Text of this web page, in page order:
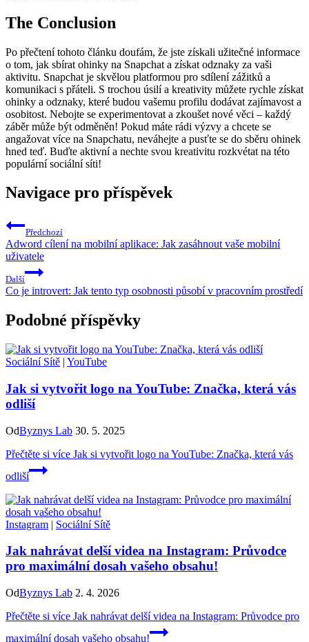
The Conclusion
Po přečtení tohoto článku doufám, že jste získali užitečné informace
o tom, jak sbírat ohinky na Snapchat a získat odznaky za vaši
aktivitu. Snapchat je skvělou platformou pro sdílení zážitků a
komunikaci s přáteli. S trochou úsilí a kreativity můžete rychle získat
ohinky a odznaky, které budou vašemu profilu dodávat zajímavost a
osobitost. Nebojte se experimentovat a zkoušet nové věci – každý
záběr může být odměněn! Pokud máte rádi výzvy a chcete se
angažovat více na Snapchatu, neváhejte a pusťte se do sběru ohinek
hned teď. Buďte aktivní a nechte svou kreativitu rozkvétat na této
populární sociální síti!
Navigace pro příspěvek
Předchozí
Adword cílení na mobilní aplikace: Jak zasáhnout vaše mobilní
uživatele
Další
Co je introvert: Jak tento typ osobnosti působí v pracovním prostředí
Podobné příspěvky
Sociální Sítě | YouTube
Jak si vytvořit logo na YouTube: Značka, která vás
odliší
OdByznys Lab 30. 5. 2025
Přečtěte si více Jak si vytvořit logo na YouTube: Značka, která vás
odliší
Instagram | Sociální Sítě
Jak nahrávat delší videa na Instagram: Průvodce
pro maximální dosah vašeho obsahu!
OdByznys Lab 2. 4. 2026
Přečtěte si více Jak nahrávat delší videa na Instagram: Průvodce pro
maximální dosah vašeho obsahu!